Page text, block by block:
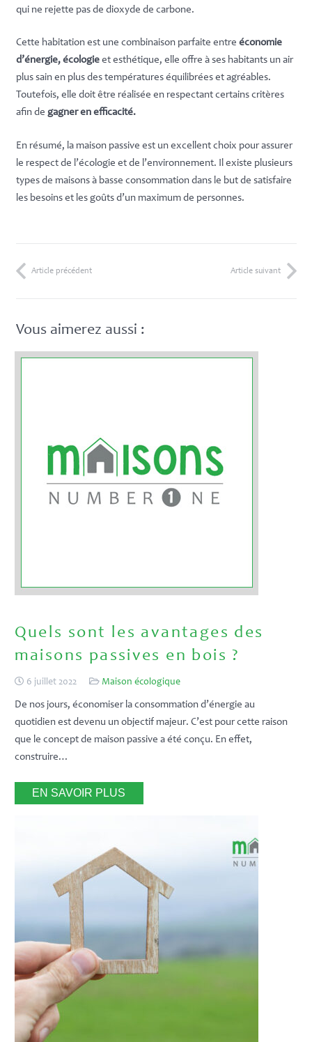
qui ne rejette pas de dioxyde de carbone.
Cette habitation est une combinaison parfaite entre économie
d’énergie, écologieet esthétique, elle offre à ses habitants un air
plus sain en plus des températures équilibrées et agréables.
Toutefois, elle doit être réalisée en respectant certains critères
afin de gagner en efficacité.
En résumé, la maison passive est un excellent choix pour assurer
le respect de l’écologie et de l’environnement. Il existe plusieurs
types de maisons à basse consommation dans le but de satisfaire
les besoins et les goûts d’un maximum de personnes.
Article précédent Article suivant
Vous aimerez aussi :
Quels sont les avantages des
maisons passives en bois ?
6 juillet 2022 Maison écologique
De nos jours, économiser la consommation d’énergie au
quotidien est devenu un objectif majeur. C’est pour cette raison
que le concept de maison passive a été conçu. En effet,
construire…
EN SAVOIR PLUS